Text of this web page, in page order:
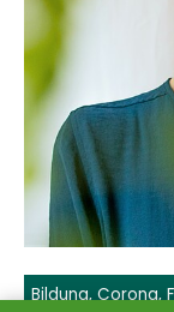
Bildung,Corona,